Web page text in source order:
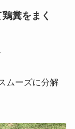
糞をまく
ムーズに分解